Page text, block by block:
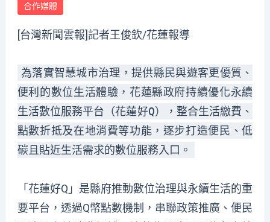
合作媒體
[台灣新聞雲報]記者王俊欽/花蓮報導
為落實智慧城市治理，提供縣民與遊客更優質、
便利的數位生活體驗，花蓮縣政府持續優化永續
生活數位服務平台（花蓮好Q），整合生活繳費、
點數折抵及在地消費等功能，逐步打造便民、低
碳且貼近生活需求的數位服務入口。
「花蓮好Q」是縣府推動數位治理與永續生活的重
要平台，透過Q幣點數機制，串聯政策推廣、便民